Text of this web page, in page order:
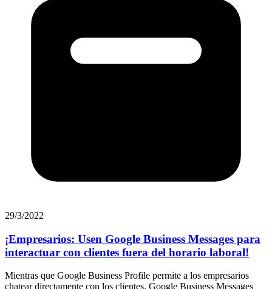
29/3/2022
¡Empresarios: Usen Google Business Messages para
interactuar con clientes fuera del horario laboral!
Mientras que Google Business Profile permite a los empresarios
chatear directamente con los clientes, Google Business Messages